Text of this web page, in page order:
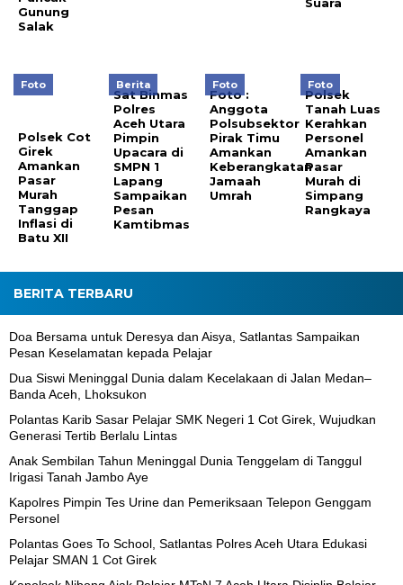
Gunung
Salak
Foto
Polsek Cot
Girek
Amankan
Pasar
Murah
Tanggap
Inflasi di
Batu XII
Berita
Sat Binmas
Polres
Aceh Utara
Pimpin
Upacara di
SMPN 1
Lapang
Sampaikan
Pesan
Kamtibmas
Foto
Foto :
Anggota
Polsubsektor
Pirak Timu
Amankan
Keberangkatan
Jamaah
Umrah
Foto
Polsek
Tanah Luas
Kerahkan
Personel
Amankan
Pasar
Murah di
Simpang
Rangkaya
BERITA TERBARU
Doa Bersama untuk Deresya dan Aisya, Satlantas Sampaikan
Pesan Keselamatan kepada Pelajar
Dua Siswi Meninggal Dunia dalam Kecelakaan di Jalan Medan–
Banda Aceh, Lhoksukon
Polantas Karib Sasar Pelajar SMK Negeri 1 Cot Girek, Wujudkan
Generasi Tertib Berlalu Lintas
Anak Sembilan Tahun Meninggal Dunia Tenggelam di Tanggul
Irigasi Tanah Jambo Aye
Kapolres Pimpin Tes Urine dan Pemeriksaan Telepon Genggam
Personel
Polantas Goes To School, Satlantas Polres Aceh Utara Edukasi
Pelajar SMAN 1 Cot Girek